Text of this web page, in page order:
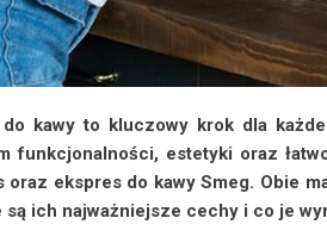
kawy to kluczowy krok dla
funkcjonalności, estetyki oraz
oraz ekspres do kawy Smeg. Obie
ich najważniejsze cechy i co je